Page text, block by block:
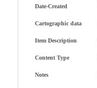
Date-Created
Cartographic data
Item Description
Content Type
Notes